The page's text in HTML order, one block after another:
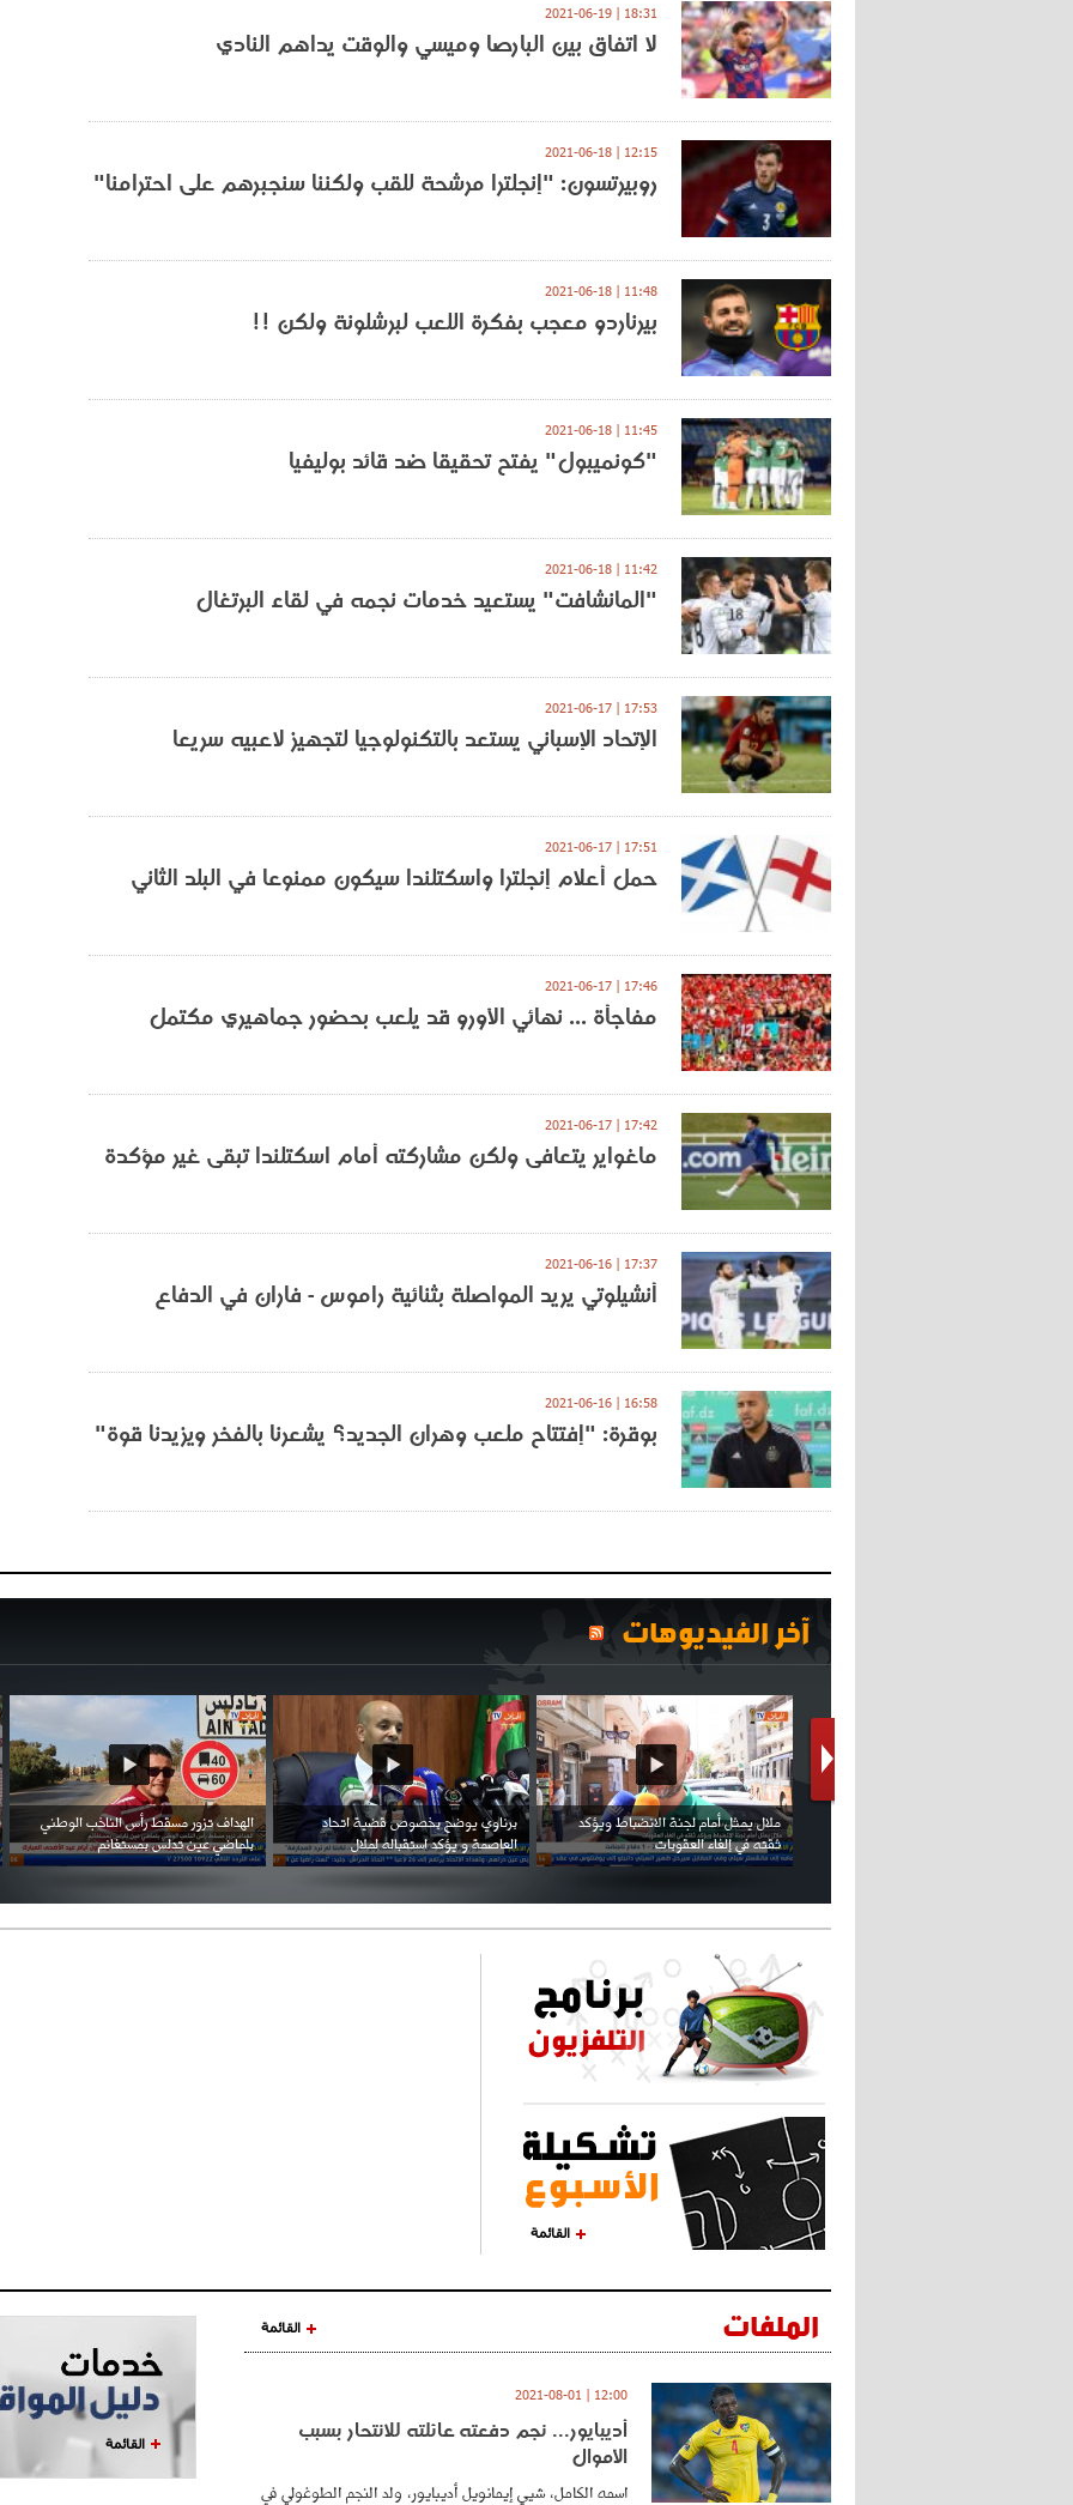
18:31 | 2021-06-19
لا اتفاق بين البارصا وميسي والوقت يداهم النادي
12:15 | 2021-06-18
روبيرتسون: "إنجلترا مرشحة للقب ولكننا سنجبرهم على احترامنا"
11:48 | 2021-06-18
بيرناردو معجب بفكرة اللعب لبرشلونة ولكن !!
11:45 | 2021-06-18
"كونميبول" يفتح تحقيقا ضد قائد بوليفيا
11:42 | 2021-06-18
"المانشافت" يستعيد خدمات نجمه في لقاء البرتغال
17:53 | 2021-06-17
الإتحاد الإسباني يستعد بالتكنولوجيا لتجهيز لاعبيه سريعا
17:51 | 2021-06-17
حمل أعلام إنجلترا واسكتلندا سيكون ممنوعا في البلد الثاني
17:46 | 2021-06-17
مفاجأة ... نهائي الأورو قد يلعب بحضور جماهيري مكتمل
17:42 | 2021-06-17
ماغواير يتعافى ولكن مشاركته أمام اسكتلندا تبقى غير مؤكدة
17:37 | 2021-06-16
أنشيلوتي يريد المواصلة بثنائية راموس - فاران في الدفاع
16:58 | 2021-06-16
بوقرة: "إفتتاح ملعب وهران الجديد؟ يشعرنا بالفخر ويزيدنا قوة"
آخر الفيديوهات
كريستيانو كاد يصاب على مستوى كتفه
بسبب سيلفي
بن زيمة ... كرم كروي قابله لإنتقام عرقي .
احتفال السفارة السعودية في الجزائر بالعيد
الوطني للمملكة
القائمة
الملفات القائمة
12:00 | 2021-08-01
أديبايور... نجم دفعته عائلته للانتحار بسبب
الأموال
اسمه الكامل، شيي إيمانويل أديبايور، ولد النجم الطوغولي في
القائمة